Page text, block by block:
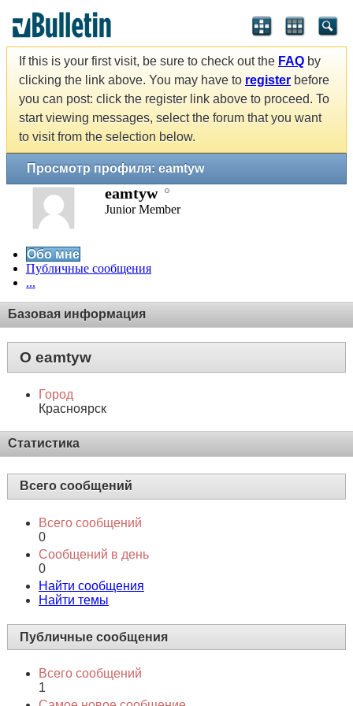
If this is your first visit, be sure to check out the FAQ by
clicking the link above. You may have to register before
you can post: click the register link above to proceed. To
start viewing messages, select the forum that you want
to visit from the selection below.
Просмотр профиля: eamtyw
eamtyw
Junior Member
Обо мне
Публичные сообщения
...
Базовая информация
О eamtyw
Город
Красноярск
Статистика
Всего сообщений
Всего сообщений
0
Сообщений в день
0
Найти сообщения
Найти темы
Публичные сообщения
Всего сообщений
1